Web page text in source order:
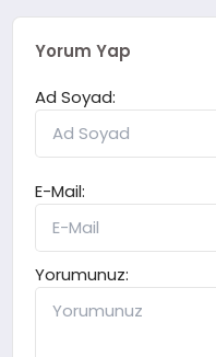
Yorum Yap
Ad Soyad:
E-Mail:
Yorumunuz: